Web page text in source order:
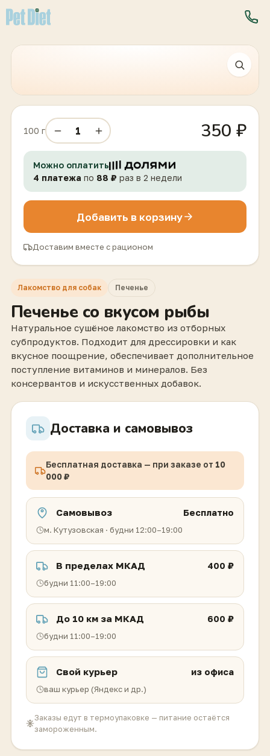
Лакомство для собак Печенье
Печенье со вкусом рыбы
Натуральное сушёное лакомство из отборных
субпродуктов. Подходит для дрессировки и как
вкусное поощрение, обеспечивает дополнительное
поступление витаминов и минералов. Без
консервантов и искусственных добавок.
100 г 1 350 ₽
Можно оплатить
4 платежа по 88 ₽ раз в 2 недели
Добавить в корзину
Доставим вместе с рационом
Доставка и самовывоз
Бесплатная доставка — при заказе от 10
000 ₽
Самовывоз Бесплатно
м. Кутузовская · будни 12:00–19:00
В пределах МКАД 400 ₽
будни 11:00–19:00
До 10 км за МКАД 600 ₽
будни 11:00–19:00
Свой курьер из офиса
ваш курьер (Яндекс и др.)
Заказы едут в термоупаковке — питание остаётся
замороженным.